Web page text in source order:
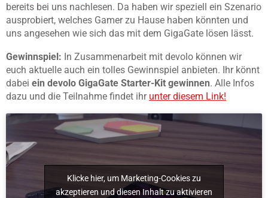
bereits bei uns nachlesen. Da haben wir speziell ein Szenario
ausprobiert, welches Gamer zu Hause haben könnten und
uns angesehen wie sich das mit dem GigaGate lösen lässt.
Gewinnspiel: In Zusammenarbeit mit devolo können wir
euch aktuelle auch ein tolles Gewinnspiel anbieten. Ihr könnt
dabei ein devolo GigaGate Starter-Kit gewinnen. Alle Infos
dazu und die Teilnahme findet ihr unter diesem Link!
Klicke hier, um Marketing-Cookies zu
akzeptieren und diesen Inhalt zu aktivieren